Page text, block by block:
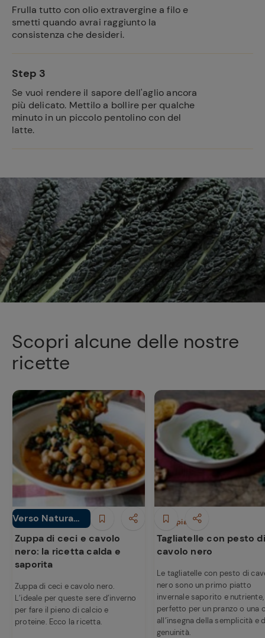
Frulla tutto con olio extravergine a filo e
smetti quando avrai raggiunto la
consistenza che desideri.
Step 3
Se vuoi rendere il sapore dell'aglio ancora
più delicato. Mettilo a bollire per qualche
minuto in un piccolo pentolino con del
latte.
Scopri alcune delle nostre
ricette
Verso Natura
Bio Conad
Minestre e Zuppe
Zuppa di ceci e cavolo
nero: la ricetta calda e
saporita
Zuppa di ceci e cavolo nero.
L’ideale per queste sere d’inverno
per fare il pieno di calcio e
proteine. Ecco la ricetta.
Primi piatti
Tagliatelle con pesto di
cavolo nero
Le tagliatelle con pesto di
nero sono un primo piatto
invernale saporito e nutriente,
perfetto per un pranzo o una
all’insegna della semplicità e
genuinità.